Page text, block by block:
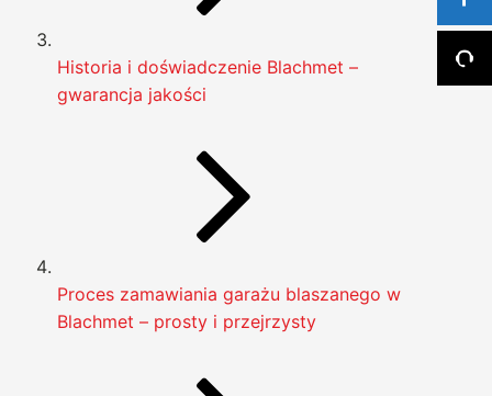
Historia i doświadczenie Blachmet –
gwarancja jakości
Proces zamawiania garażu blaszanego w
Blachmet – prosty i przejrzysty